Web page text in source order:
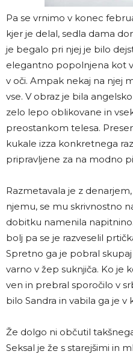
Pa se vrnimo v konec
kjer je delal, sedla dama
je begalo pri njej je bilo
elegantno popolnjena kot
v oči. Ampak nekaj na njej
vse. V obraz je bila
zelo lepo oblikovane in
preostankom telesa.
kukale izza konkretnega
pripravljene za na modno
Razmetavala je z
njemu, se mu skrivnostno
dobitku namenila
bolj pa se je razveselil
Spretno ga je pobral
varno v žep suknjiča. Ko je
ven in prebral sporočilo v
bilo Sandra in vabila ga je v
Že dolgo ni občutil
Seksal je že s starejšimi in